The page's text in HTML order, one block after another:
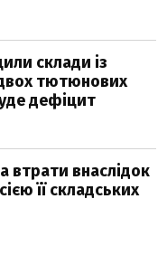
склади із
тютюнових
дефіцит
втрати внаслідок
її складських